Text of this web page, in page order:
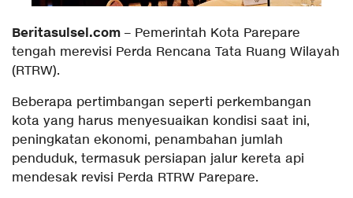
Beritasulsel.com – Pemerintah Kota Parepare
tengah merevisi Perda Rencana Tata Ruang Wilayah
(RTRW).
Beberapa pertimbangan seperti perkembangan
kota yang harus menyesuaikan kondisi saat ini,
peningkatan ekonomi, penambahan jumlah
penduduk, termasuk persiapan jalur kereta api
mendesak revisi Perda RTRW Parepare.